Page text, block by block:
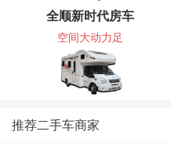
全顺新时代房车
空间大动力足
推荐二手车商家